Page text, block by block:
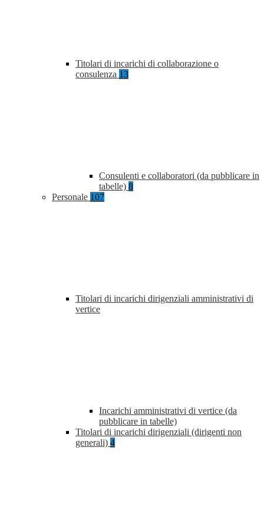
Titolari di incarichi di collaborazione o
consulenza 13
Consulenti e collaboratori (da pubblicare in
tabelle) 8
Personale 107
Titolari di incarichi dirigenziali amministrativi di
vertice
Incarichi amministrativi di vertice (da
pubblicare in tabelle)
Titolari di incarichi dirigenziali (dirigenti non
generali) 4